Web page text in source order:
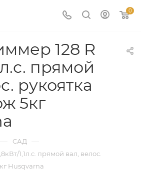
0
128 R
прямой
рукоятка
5кг
— САД —
1,1л.с. прямой вал, велос.
Husqvarna